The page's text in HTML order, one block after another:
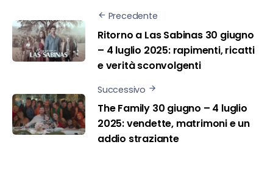
Precedente
Ritorno a Las Sabinas 30 giugno
– 4 luglio 2025: rapimenti, ricatti
e verità sconvolgenti
Successivo
The Family 30 giugno – 4 luglio
2025: vendette, matrimoni e un
addio straziante